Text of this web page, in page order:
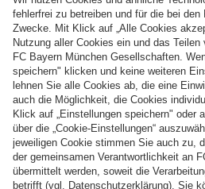
Zahlung & Lieferung
FC Bayern Store App